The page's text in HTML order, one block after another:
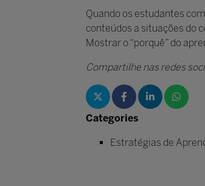
Quando os estudantes
conteúdos a situações do
Mostrar o “porquê” do
Compartilhe nas redes
Categories
Estratégias de